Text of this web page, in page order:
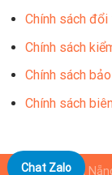
Chính sách đổi
Chính sách
Chính sách
Chính sách
Camera Đà
Chat Zalo